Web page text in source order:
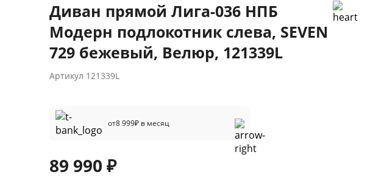
Диван прямой Лига-036 НПБ
Модерн подлокотник слева, SEVEN
729 бежевый, Велюр, 121339L
Артикул 121339L
от8 999₽ в месяц
89 990 ₽